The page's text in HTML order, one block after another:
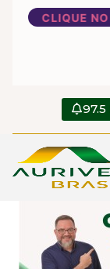
CLIQUE NO